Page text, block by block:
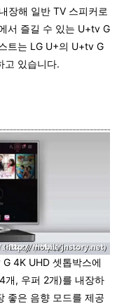
장해 일반 TV 스피커로
서 즐길 수 있는 U+tv G
트는 LG U+의 U+tv G
고 있습니다.
4K UHD 셋톱박스에
개, 우퍼 2개)를 내장하
좋은 음향 모드를 제공